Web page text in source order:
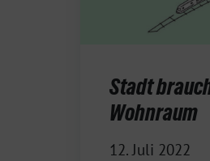
Stadt
Wohnraum
12. Juli 2022